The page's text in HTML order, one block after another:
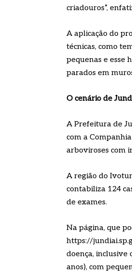
criadouros”,
A aplicação do
técnicas, como
pequenas e esse
parados em
O cenário de
A Prefeitura de
com a
arboviroses com
A região do
contabiliza 124
de exames.
Na página, que
https://
doença, inclusive
anos), com